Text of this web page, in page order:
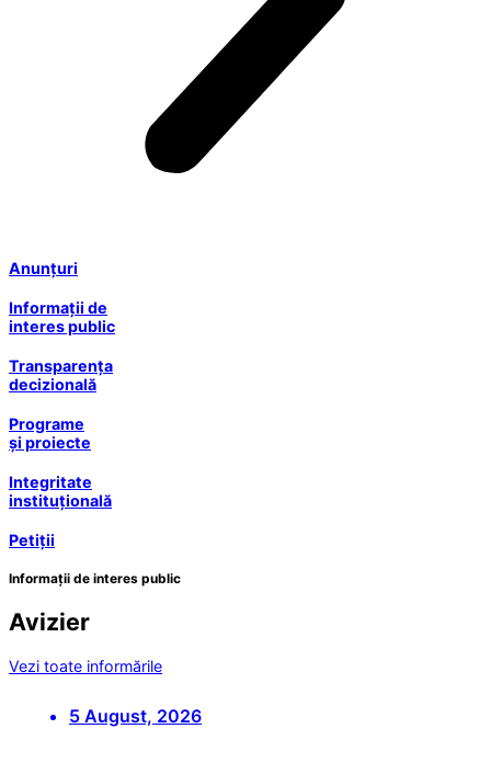
Anunțuri
Informații de
interes public
Transparența
decizională
Programe
și proiecte
Integritate
instituțională
Petiții
Informații de interes public
Avizier
Vezi toate informările
5 August, 2026